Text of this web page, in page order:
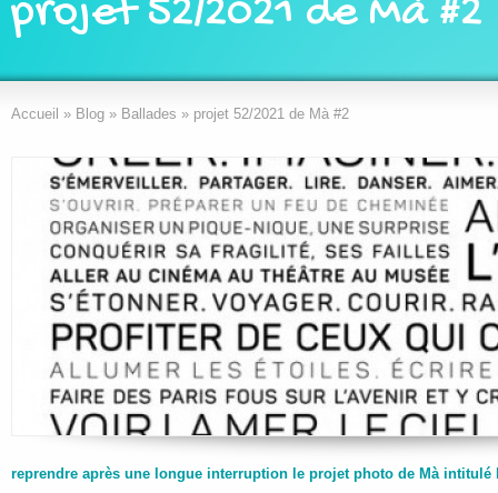
projet 52/2021 de Mà #2
Accueil » Blog » Ballades » projet 52/2021 de Mà #2
reprendre après une longue interruption le projet photo de Mà intitulé